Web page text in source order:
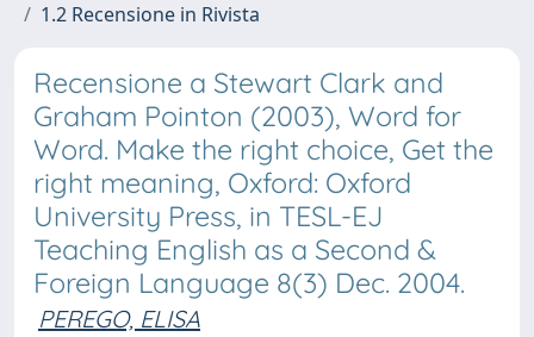
1.2 Recensione in Rivista
Recensione a Stewart Clark and
Graham Pointon (2003), Word for
Word. Make the right choice, Get the
right meaning, Oxford: Oxford
University Press, in TESL-EJ
Teaching English as a Second &
Foreign Language 8(3) Dec. 2004.
PEREGO, ELISA